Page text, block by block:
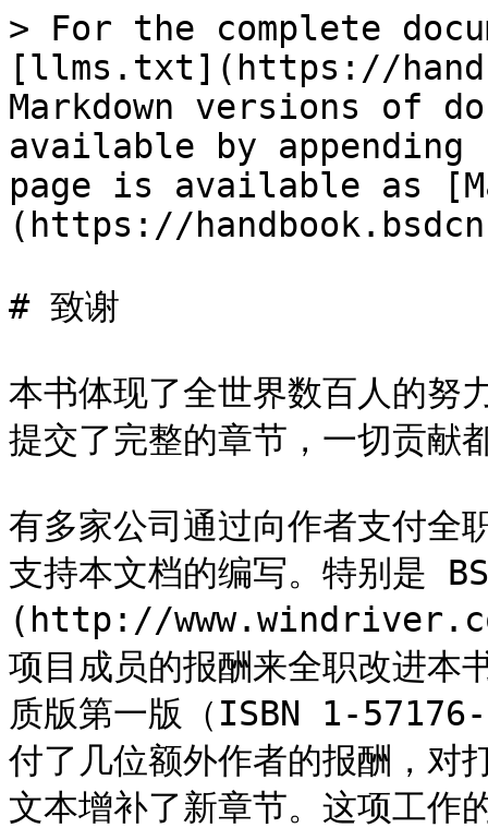
> For the complete
[llms.txt](https://
Markdown versions of
available by
page is available as
(https://
# 致谢
本书体现了全世界数百人的努
提交了完整的章节，一切贡献
有多家公司通过向作者支付全
支持本文档的编写。特别是
(http://
项目成员的报酬来全职改进
质版第一版（ISBN 1-
付了几位额外作者的报酬，对
文本增补了新章节。这项工